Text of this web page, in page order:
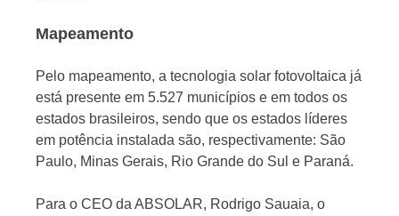
Mapeamento
Pelo mapeamento, a tecnologia solar fotovoltaica já
está presente em 5.527 municípios e em todos os
estados brasileiros, sendo que os estados líderes
em potência instalada são, respectivamente: São
Paulo, Minas Gerais, Rio Grande do Sul e Paraná.
Para o CEO da ABSOLAR, Rodrigo Sauaia, o